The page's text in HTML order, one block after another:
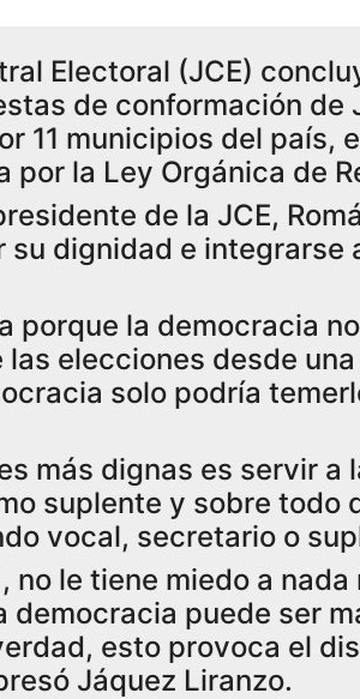
Electoral (JCE)
de conformación de
11 municipios del país,
la Ley Orgánica de
de la JCE,
su dignidad e integrarse
porque la democracia
elecciones desde
solo podría
más dignas es servir a
suplente y sobre todo
vocal, secretario o
no le tiene miedo a
democracia puede ser
esto provoca el
Jáquez Liranzo.